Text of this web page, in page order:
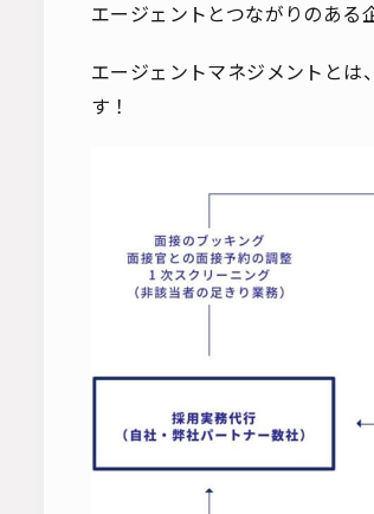
エージェントとつながりのある
エージェントマネジメントと
す！